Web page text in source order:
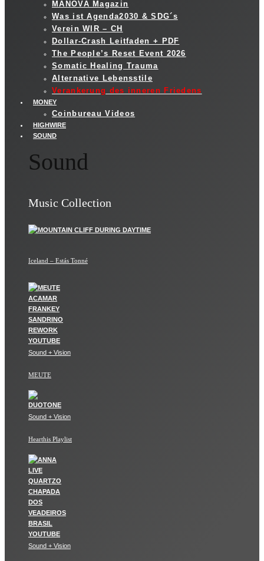
MANOVA Magazin
Was ist Agenda2030 & SDG´s
Verein WIR – CH
Dollar-Crash Leitfaden + PDF
The People’s Reset Event 2026
Somatic Healing Trauma
Alternative Lebensstile
Verankerung des inneren Friedens
MONEY
Coinbureau Videos
HIGHWIRE
SOUND
Sound
Music Collection
Iceland – Estás Tonné
Sound + Vision
MEUTE
Sound + Vision
Hearthis Playlist
Sound + Vision